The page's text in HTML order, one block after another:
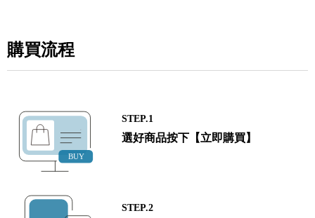
購買流程
STEP.1
選好商品按下【立即購買】
STEP.2